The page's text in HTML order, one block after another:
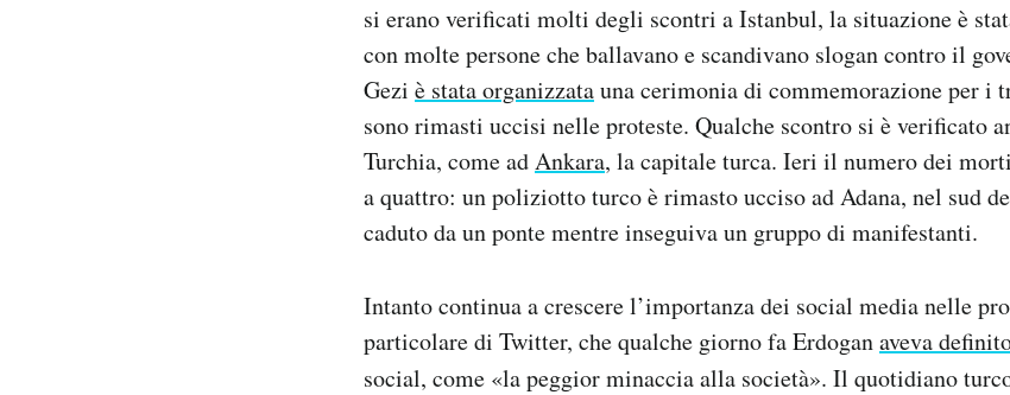
si erano verificati molti degli scontri a Istanbul, la situazione è
con molte persone che ballavano e scandivano slogan contro il
Gezi è stata organizzatauna cerimonia di commemorazione per i
sono rimasti uccisi nelle proteste. Qualche scontro si è verificato
Turchia, come adAnkara, la capitale turca. Ieri il numero dei
a quattro: un poliziotto turco è rimasto ucciso ad Adana, nel sud
caduto da un ponte mentre inseguiva un gruppo di manifestanti.
Intanto continua a crescere l’importanza dei social media nelle
particolare di Twitter, che qualche giorno fa Erdoganaveva
social, come «la peggior minaccia alla società». Il quotidiano